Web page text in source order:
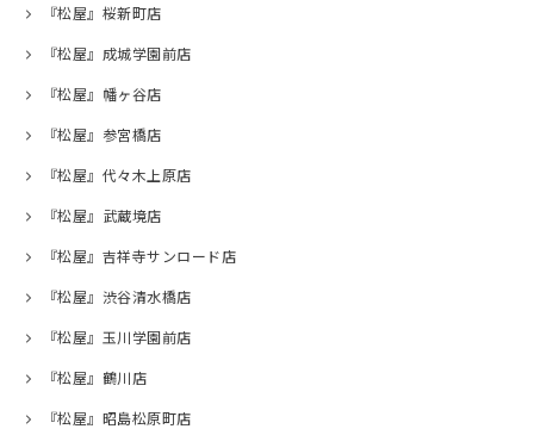
『松屋』桜新町店
『松屋』成城学園前店
『松屋』幡ヶ谷店
『松屋』参宮橋店
『松屋』代々木上原店
『松屋』武蔵境店
『松屋』吉祥寺サンロード店
『松屋』渋谷清水橋店
『松屋』玉川学園前店
『松屋』鶴川店
『松屋』昭島松原町店